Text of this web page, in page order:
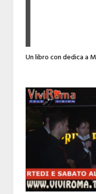
Un libro con dedica a